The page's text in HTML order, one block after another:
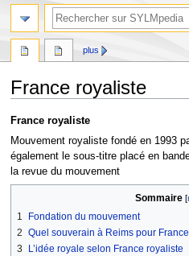
France royaliste
Aller
à
la
navigation
Aller
à
la
recherche
France royaliste
Mouvement royaliste fondé en 1993
également le sous-titre placé en
la revue du mouvement
Sommaire
1
Fondation du mouvement
2 Quel souverain à Reims pour
3
L’idée royale selon France royaliste
plus